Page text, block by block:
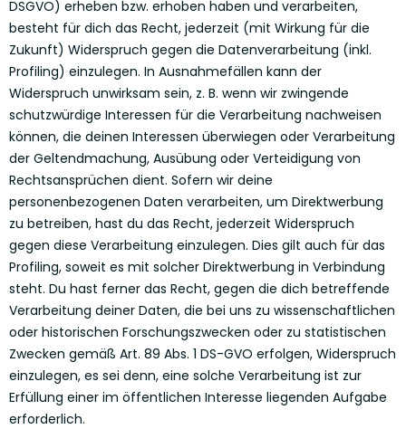
DSGVO) erheben bzw. erhoben haben und verarbeiten,
besteht für dich das Recht, jederzeit (mit Wirkung für die
Zukunft) Widerspruch gegen die Datenverarbeitung (inkl.
Profiling) einzulegen. In Ausnahmefällen kann der
Widerspruch unwirksam sein, z. B. wenn wir zwingende
schutzwürdige Interessen für die Verarbeitung nachweisen
können, die deinen Interessen überwiegen oder Verarbeitung
der Geltendmachung, Ausübung oder Verteidigung von
Rechtsansprüchen dient. Sofern wir deine
personenbezogenen Daten verarbeiten, um Direktwerbung
zu betreiben, hast du das Recht, jederzeit Widerspruch
gegen diese Verarbeitung einzulegen. Dies gilt auch für das
Profiling, soweit es mit solcher Direktwerbung in Verbindung
steht. Du hast ferner das Recht, gegen die dich betreffende
Verarbeitung deiner Daten, die bei uns zu wissenschaftlichen
oder historischen Forschungszwecken oder zu statistischen
Zwecken gemäß Art. 89 Abs. 1 DS-GVO erfolgen, Widerspruch
einzulegen, es sei denn, eine solche Verarbeitung ist zur
Erfüllung einer im öffentlichen Interesse liegenden Aufgabe
erforderlich.